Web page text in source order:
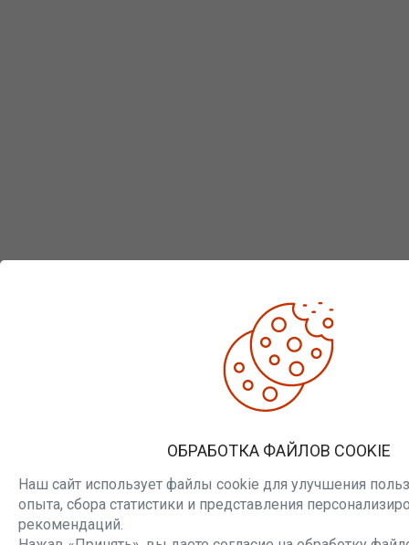
ОБРАБОТКА ФАЙЛОВ COOKIE
Наш сайт использует файлы cookie для улучшения
опыта, сбора статистики и представления
рекомендаций.